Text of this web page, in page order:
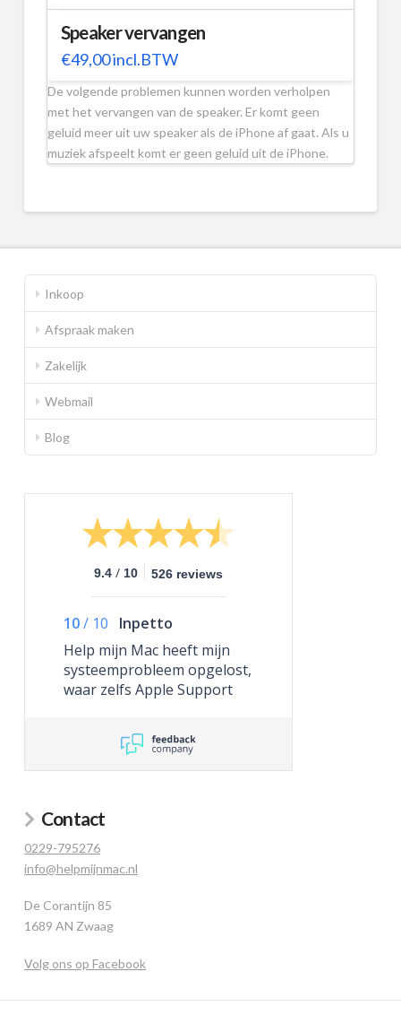
Speaker vervangen
€49,00incl.BTW
De volgende problemen kunnen worden verholpen
met het vervangen van de speaker. Er komt geen
geluid meer uit uw speaker als de iPhone af gaat. Als u
muziek afspeelt komt er geen geluid uit de iPhone.
Inkoop
Afspraak maken
Zakelijk
Webmail
Blog
9.4 / 10 526 reviews
10/ 10
Inpetto
Help mijn Mac heeft mijn
systeemprobleem opgelost,
waar zelfs Apple Support
Contact
0229-795276
info@helpmijnmac.nl
De Corantijn 85
1689 AN Zwaag
Volg ons op Facebook